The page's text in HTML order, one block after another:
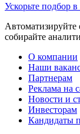
Ускорьте подбор
Автоматизируйте
собирайте
О компании
Наши
Партнерам
Реклама на
Новости и
Инвесторам
Кандидаты